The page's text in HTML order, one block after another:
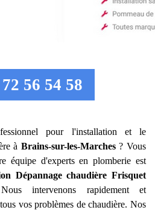
56 54 58
pour l'installation et le
à Brains-sur-les-Marches? Vous
équipe d'experts en plomberie est
Dépannage chaudière Frisquet
intervenons rapidement et
vos problèmes de chaudière. Nos